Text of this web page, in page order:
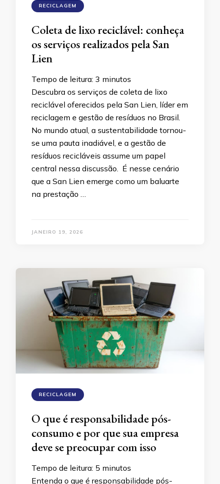
RECICLAGEM
Coleta de lixo reciclável: conheça
os serviços realizados pela San
Lien
Tempo de leitura: 3 minutos
Descubra os serviços de coleta de lixo
reciclável oferecidos pela San Lien, líder em
reciclagem e gestão de resíduos no Brasil.
No mundo atual, a sustentabilidade tornou-
se uma pauta inadiável, e a gestão de
resíduos recicláveis assume um papel
central nessa discussão. É nesse cenário
que a San Lien emerge como um baluarte
na prestação …
JANEIRO 19, 2026
RECICLAGEM
O que é responsabilidade pós-
consumo e por que sua empresa
deve se preocupar com isso
Tempo de leitura: 5 minutos
Entenda o que é responsabilidade pós-